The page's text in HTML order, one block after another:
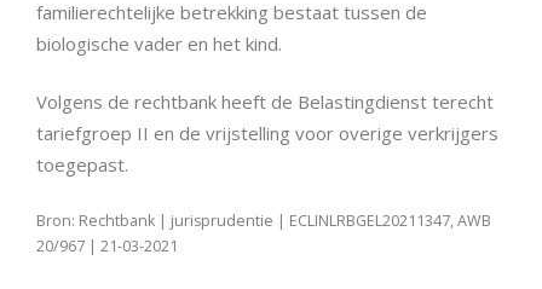
familierechtelijke betrekking bestaat tussen de
biologische vader en het kind.
Volgens de rechtbank heeft de Belastingdienst terecht
tariefgroep II en de vrijstelling voor overige verkrijgers
toegepast.
Bron: Rechtbank | jurisprudentie | ECLINLRBGEL20211347, AWB
20/967 | 21-03-2021